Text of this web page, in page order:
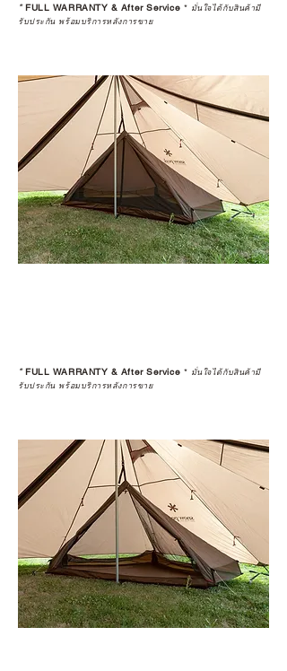
*FULL WARRANTY & After Service * มั่นใจได้กับสินค้ามี
รับประกัน พร้อมบริการหลังการขาย
*FULL WARRANTY & After Service * มั่นใจได้กับสินค้ามี
รับประกัน พร้อมบริการหลังการขาย